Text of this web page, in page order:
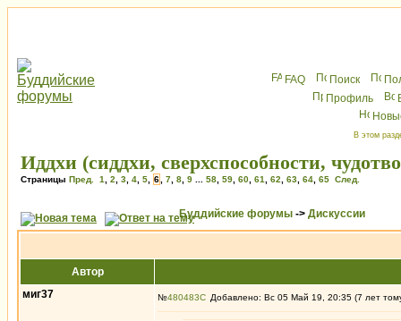
FAQ Поиск
Профиль
В этом
Иддхи (сиддхи, сверхспособности,
Страницы Пред. 1 2 3 4 5 6 7 8 9 58 59 60 61 62 63 64 65 След.
Буддийские форумы -> Дискуссии
Автор
миг37
№480483 Добавлено: Вс 05 Май 19, 20:35 (7 лет